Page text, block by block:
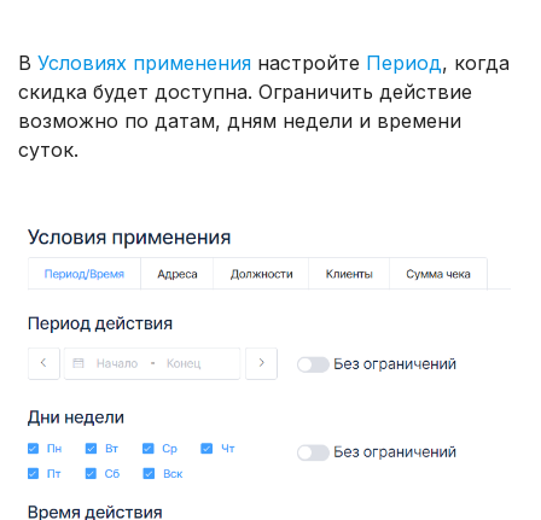
В Условиях применения настройте Период, когда
скидка будет доступна. Ограничить действие
возможно по датам, дням недели и времени
суток.